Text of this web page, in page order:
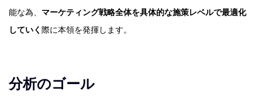
能な為、 マーケティング戦略全体を具体的な施策レベルで最適化
していく 際に本領を発揮します。
分析のゴール